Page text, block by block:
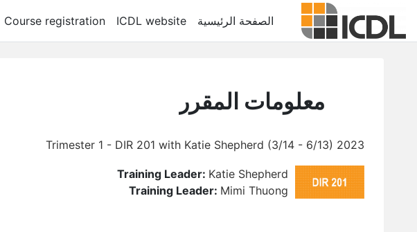
تخطى إلى المحتوى الرئيسي
الصفحة الرئيسية
ICDL website
Course registration
معلومات المقرر
2023 Trimester 1 - DIR 201 with Katie Shepherd (3/14 - 6/13)
Training Leader: Katie Shepherd
Training Leader: Mimi Thuong